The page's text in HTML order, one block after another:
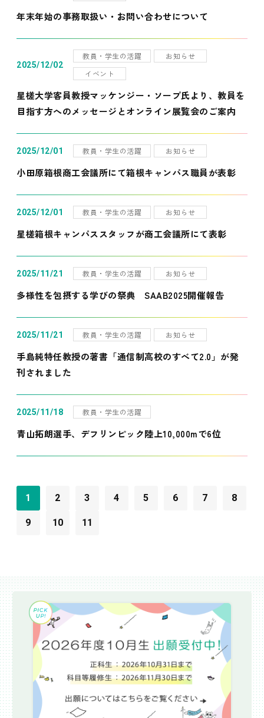
年末年始の事務取扱い・お問い合わせについて
2025/12/02
教員・学生の活躍
お知らせ
イベント
星槎大学客員教授マッケンジー・ソープ氏より、教員を
目指す方へのメッセージとオンライン展覧会のご案内
2025/12/01 教員・学生の活躍 お知らせ
小田原箱根商工会議所にて箱根キャンパス職員が表彰
2025/12/01 教員・学生の活躍 お知らせ
星槎箱根キャンパススタッフが商工会議所にて表彰
2025/11/21 教員・学生の活躍 お知らせ
多様性を包摂する学びの祭典 SAAB2025開催報告
2025/11/21 教員・学生の活躍 お知らせ
手島純特任教授の著書「通信制高校のすべて2.0」が発
刊されました
2025/11/18 教員・学生の活躍
青山拓朗選手、デフリンピック陸上10,000mで6位
1 2 3 4 5 6 7 8
9 10 11